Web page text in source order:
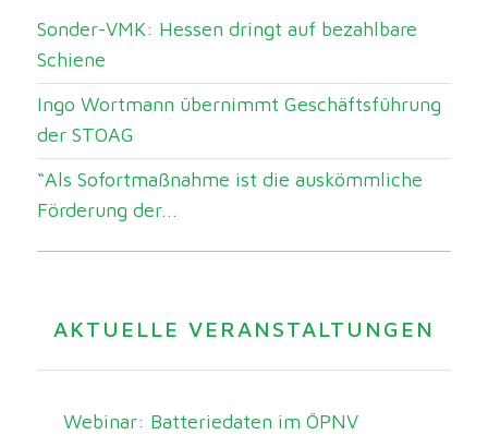
Sonder-VMK: Hessen dringt auf bezahlbare
Schiene
Ingo Wortmann übernimmt Geschäftsführung
der STOAG
“Als Sofortmaßnahme ist die auskömmliche
Förderung der...
AKTUELLE VERANSTALTUNGEN
Webinar: Batteriedaten im ÖPNV